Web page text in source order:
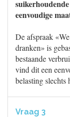
eenvoudige
De afspraak
dranken» is
bestaande
vind dit een
belasting slechts
Vraag 3